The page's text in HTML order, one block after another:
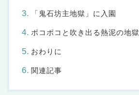
「鬼石坊主地獄」に入園
ポコポコと吹き出る熱泥の地獄
おわりに
関連記事